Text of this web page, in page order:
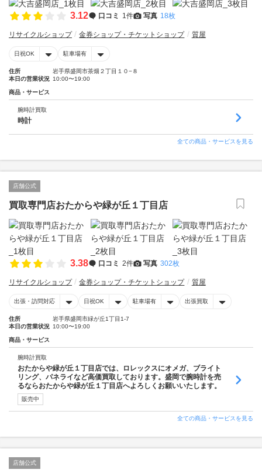
3.12 口コミ 1件 写真 18枚
リサイクルショップ 金券ショップ・チケットショップ 質屋
日祝OK 駐車場有
住所
岩手県盛岡市茶畑２丁目１０−８
本日の営業状況 10:00〜19:00
商品・サービス
腕時計買取
時計
全ての商品・サービスを見る
店舗公式
買取専門店おたからや緑が丘１丁目店
3.38 口コミ 2件 写真 302枚
リサイクルショップ 金券ショップ・チケットショップ 質屋
出張・訪問対応 日祝OK 駐車場有 出張買取
住所
岩手県盛岡市緑が丘1丁目1-7
本日の営業状況 10:00〜19:00
商品・サービス
腕時計買取
おたからや緑が丘１丁目店では、ロレックスにオメガ、ブライト
リング、パネライなど高価買取しております。盛岡で腕時計を売
るならおたからや緑が丘１丁目店へよろしくお願いいたします。
販売中
全ての商品・サービスを見る
店舗公式